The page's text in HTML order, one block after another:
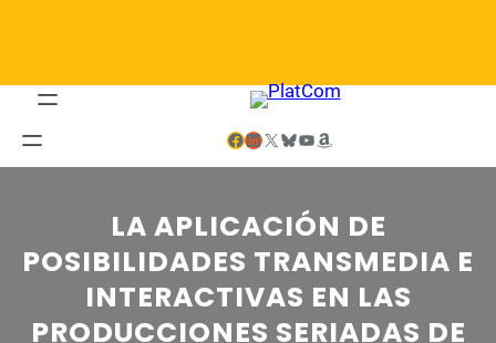
Facebook LinkedIn X Bluesky YouTube Amazon
LA APLICACIÓN DE
POSIBILIDADES TRANSMEDIA E
INTERACTIVAS EN LAS
PRODUCCIONES SERIADAS DE